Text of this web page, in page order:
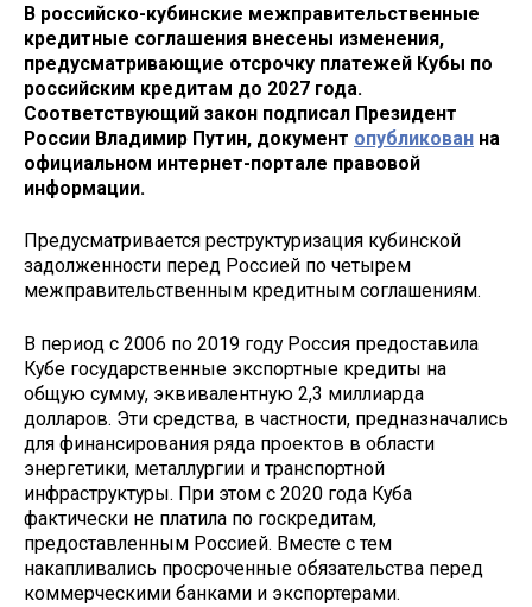
В российско-кубинские межправительственные
кредитные соглашения внесены изменения,
предусматривающие отсрочку платежей Кубы по
российским кредитам до 2027 года.
Соответствующий закон подписал Президент
России Владимир Путин, документ опубликован на
официальном интернет-портале правовой
информации.
Предусматривается реструктуризация кубинской
задолженности перед Россией по четырем
межправительственным кредитным соглашениям.
В период с 2006 по 2019 году Россия предоставила
Кубе государственные экспортные кредиты на
общую сумму, эквивалентную 2,3 миллиарда
долларов. Эти средства, в частности, предназначались
для финансирования ряда проектов в области
энергетики, металлургии и транспортной
инфраструктуры. При этом с 2020 года Куба
фактически не платила по госкредитам,
предоставленным Россией. Вместе с тем
накапливались просроченные обязательства перед
коммерческими банками и экспортерами.